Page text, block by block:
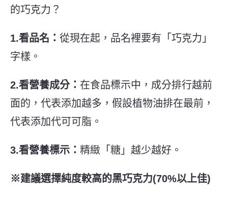
的巧克力？
1.看品名： 從現在起，品名裡要有「巧克力」
字樣。
2.看營養成分： 在食品標示中， 成分排行越前
面的，代表添加越多，假設植物油排在最前，
代表添加代可可脂。
3.看營養標示： 精緻「糖」越少越好。
※建議選擇純度較高的黑巧克力(70%以上佳)